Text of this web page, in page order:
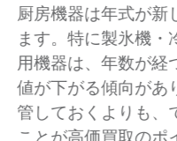
厨房機器は年式が新
ます。特に製氷機
用機器は、年数が経
値が下がる傾向があ
管しておくよりも、